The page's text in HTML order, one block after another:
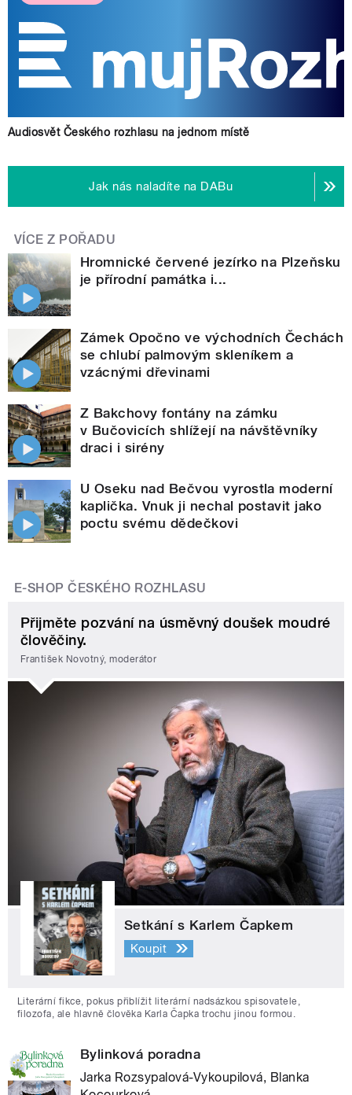
Audiosvět Českého rozhlasu na jednom místě
Jak nás naladíte na DABu
VÍCE Z POŘADU
Hromnické červené jezírko na Plzeňsku
je přírodní památka i...
Zámek Opočno ve východních Čechách
se chlubí palmovým skleníkem a
vzácnými dřevinami
Z Bakchovy fontány na zámku
v Bučovicích shlížejí na návštěvníky
draci i sirény
U Oseku nad Bečvou vyrostla moderní
kaplička. Vnuk ji nechal postavit jako
poctu svému dědečkovi
E-SHOP ČESKÉHO ROZHLASU
Přijměte pozvání na úsměvný doušek moudré
člověčiny.
František Novotný, moderátor
Setkání s Karlem Čapkem
Koupit
Literární fikce, pokus přiblížit literární nadsázkou spisovatele,
filozofa, ale hlavně člověka Karla Čapka trochu jinou formou.
Bylinková poradna
Jarka Rozsypalová-Vykoupilová, Blanka